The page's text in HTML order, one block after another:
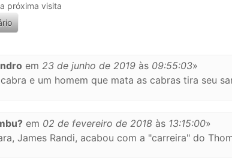
próxima visita
em 23 de junho de 2019 às 09:55:03»
e um homem que mata as cabras tira seu
em 02 de fevereiro de 2018 às 13:15:00»
James Randi, acabou com a "carreira" do